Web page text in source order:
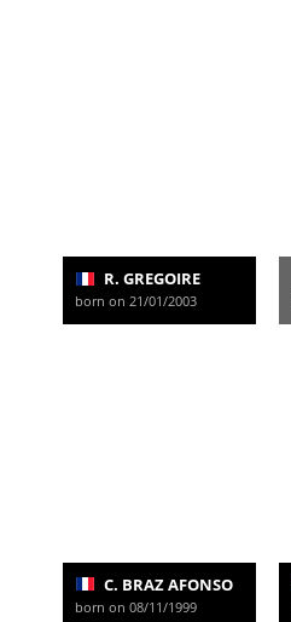
R. GREGOIRE
born on 21/01/2003
C. BRAZ AFONSO
born on 08/11/1999